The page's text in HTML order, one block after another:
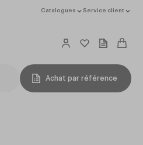
Catalogues Service client
Achat par référence